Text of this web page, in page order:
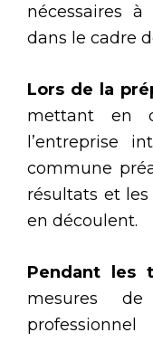
nécessaires
dans le cadre
Lors de la
mettant en
l’entreprise
commune
résultats et
en découlent.
Pendant les
mesures